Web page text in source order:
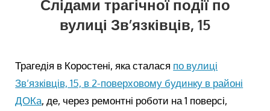
Слідами трагічної події по
вулиці Зв’язківців, 15
Трагедія в Коростені, яка сталася по вулиці
Зв’язківців, 15, в 2-поверховому будинку в районі
ДОКа, де, через ремонтні роботи на 1 поверсі,